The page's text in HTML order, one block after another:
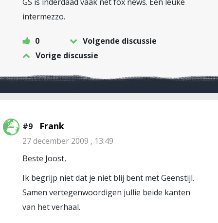
intermezzo.
0
Volgende discussie
Vorige discussie
#9 Frank
27 december 2009 , 13:49
Beste Joost,
Ik begrijp niet dat je niet blij bent met Geenstijl.
Samen vertegenwoordigen jullie beide kanten
van het verhaal.